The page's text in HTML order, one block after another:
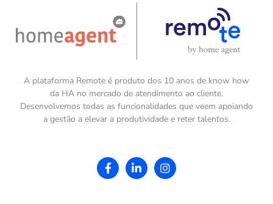
A plataforma Remote é produto dos 10 anos de know how
da HA no mercado de atendimento ao cliente.
Desenvolvemos todas as funcionalidades que veem apoiando
a gestão a elevar a produtividade e reter talentos.